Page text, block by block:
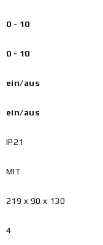
0 - 10
0 - 10
ein/aus
ein/aus
IP21
MIT
219 x 90 x 130
4